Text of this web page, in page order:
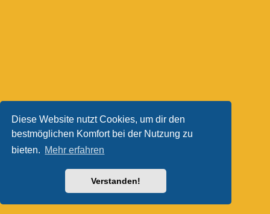
Diese Website nutzt Cookies, um dir den
bestmöglichen Komfort bei der Nutzung zu
bieten. Mehr erfahren
Verstanden!